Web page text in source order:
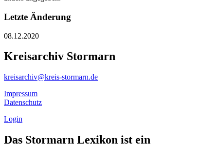
Letzte Änderung
08.12.2020
Kreisarchiv Stormarn
kreisarchiv@kreis-stormarn.de
Impressum
Datenschutz
Login
Das Stormarn Lexikon ist ein